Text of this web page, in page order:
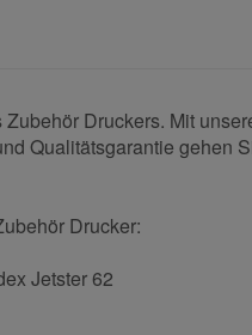
Druckers. Mit
Qualitätsgarantie gehen
Drucker:
Jetster 62